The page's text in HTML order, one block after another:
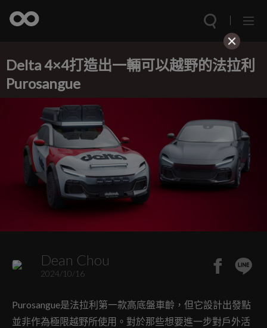
Delta 4×4打造出一輛可以越野的法拉利
Purosangue
Dean Chou
2024/10/16
Purosangue是法拉利第一款高底盤車齡，但它設計出發點
並非作為極限越野所使用。對於那些想要進一步對戶外活